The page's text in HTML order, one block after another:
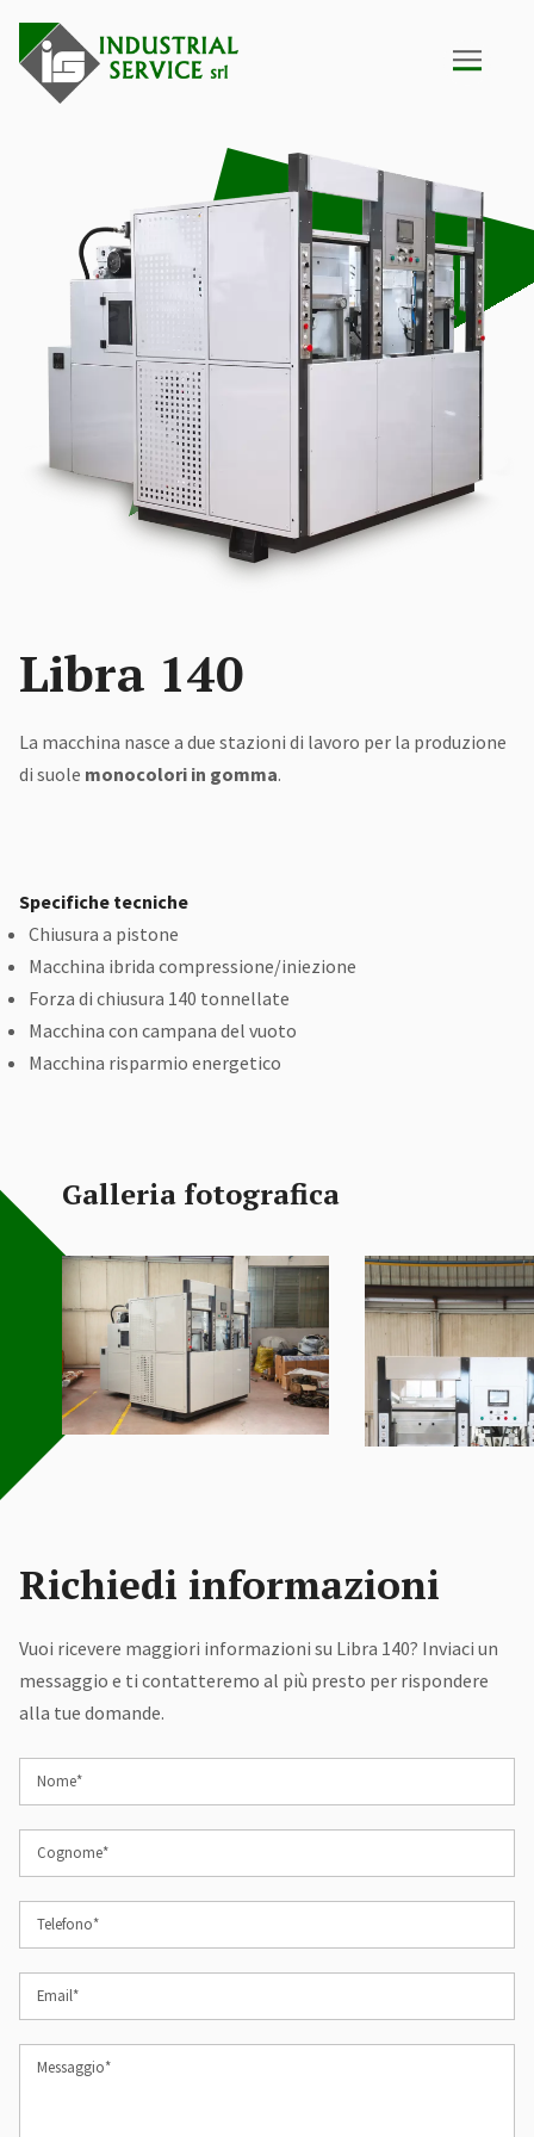
Libra 140
La macchina nasce a due stazioni di lavoro per la produzione
di suole monocolori in gomma.
Specifiche tecniche
Chiusura a pistone
Macchina ibrida compressione/iniezione
Forza di chiusura 140 tonnellate
Macchina con campana del vuoto
Macchina risparmio energetico
Galleria fotografica
Richiedi informazioni
Vuoi ricevere maggiori informazioni su Libra 140? Inviaci un
messaggio e ti contatteremo al più presto per rispondere
alla tue domande.
Nome*
Cognome*
Telefono*
Email*
Messaggio*